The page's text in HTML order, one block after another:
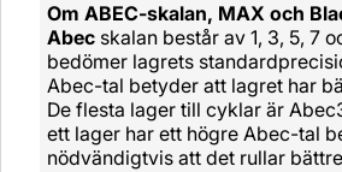
Om ABEC-skalan, MAX och
Abec skalan består av 1, 3, 5, 7
bedömer lagrets
Abec-tal betyder att lagret har
De flesta lager till cyklar är
ett lager har ett högre Abec-tal
nödvändigtvis att det rullar